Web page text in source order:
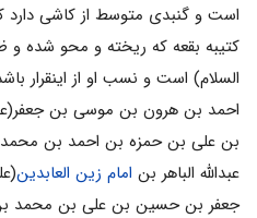
است و گنبدی متوسط از کاشى
کتیبه بقعه که ریخته و محو شده و
السلام) است و نسب او از اینقرار
احمد بن هرون بن موسى بن
بن على بن حمزه بن احمد بن
عبدالله الباهر بن امام زین العابدین
جعفر بن حسین بن على بن محمد